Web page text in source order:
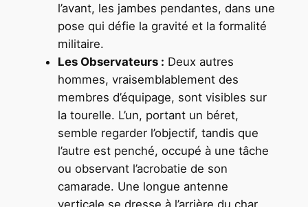
l’avant, les jambes pendantes, dans une
pose qui défie la gravité et la formalité
militaire.
Les Observateurs : Deux autres
hommes, vraisemblablement des
membres d’équipage, sont visibles sur
la tourelle. L’un, portant un béret,
semble regarder l’objectif, tandis que
l’autre est penché, occupé à une tâche
ou observant l’acrobatie de son
camarade. Une longue antenne
verticale se dresse à l’arrière du char.